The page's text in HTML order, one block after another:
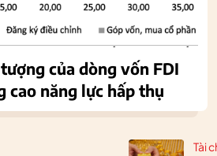
Tài
của dòng vốn FDI
cao năng lực hấp thụ